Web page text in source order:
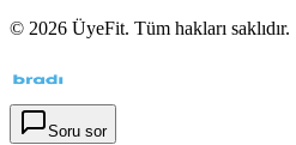
© 2026 ÜyeFit. Tüm hakları saklıdır.
Soru sor